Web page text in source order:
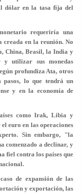
dólar en la tasa fija del
requeriría una
en la reunión. No
China, Brasil, la India y
y utilizar sus monedas
profundiza Ata, otros
pasos, lo que tendrá un
y en la economía de
como Irak, Libia y
euro en las operaciones
Sin embargo, "la
comenzado a declinar, y
fiel contra los países que
de expansión de las
y exportación, las